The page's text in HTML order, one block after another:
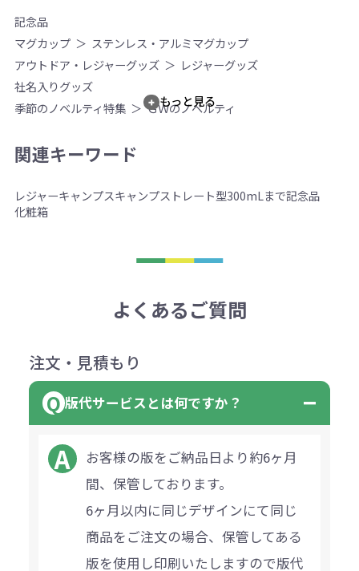
記念品
マグカップ
ステンレス・アルミマグカップ
アウトドア・レジャーグッズ
レジャーグッズ
社名入りグッズ
季節のノベルティ特集
ＧＷのノベルティ
もっと見る
関連キーワード
レジャーキャンプスキャンプストレート型300mLまで記念品
化粧箱
よくあるご質問
注文・見積もり
版代サービスとは何ですか？
お客様の版をご納品日より約6ヶ月
間、保管しております。
6ヶ月以内に同じデザインにて同じ
商品をご注文の場合、保管してある
版を使用し印刷いたしますので版代